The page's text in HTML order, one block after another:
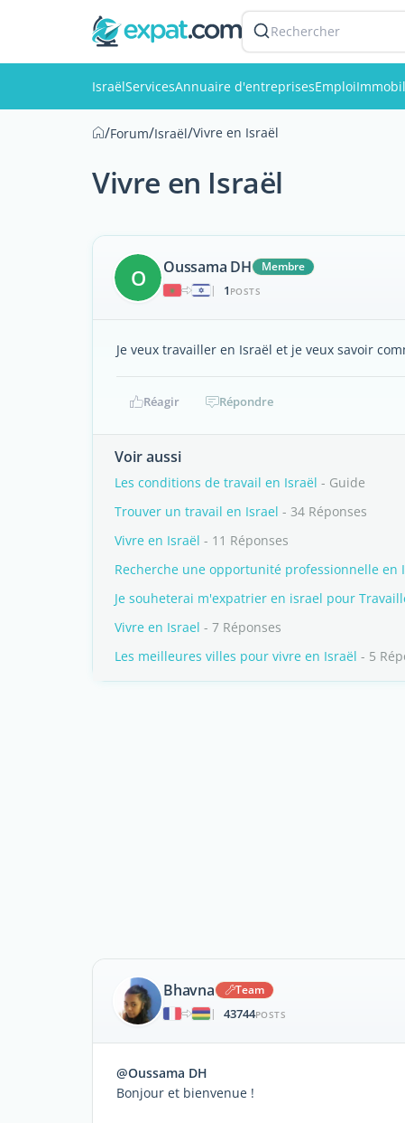
Rechercher
IsraëlServicesAnnuaire d'entreprisesEmploi
/Forum/Israël/Vivre en Israël
Vivre en Israël
O Oussama DH
Membre
|
1 POSTS
Je veux travailler en Israël et je veux savoir
Réagir Répondre
Voir aussi
Les conditions de travail en Israël - Guide
Trouver un travail en Israel - 34 Réponses
Vivre en Israël - 11 Réponses
Recherche une opportunité professionnelle en
Je souheterai m'expatrier en israel pour
Vivre en Israel - 7 Réponses
Les meilleures villes pour vivre en Israël - 5
Bhavna
Team
|
43744POSTS
@Oussama DH
Bonjour et bienvenue !